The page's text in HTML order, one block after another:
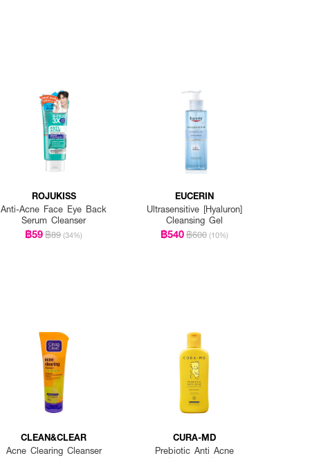
ROJUKISS
Anti-Acne Face Eye Back
Serum Cleanser
฿59฿89 (34%)
EUCERIN
Ultrasensitive [Hyaluron]
Cleansing Gel
฿540฿600 (10%)
CLEAN&CLEAR
Acne Clearing Cleanser
CURA-MD
Prebiotic Anti Acne